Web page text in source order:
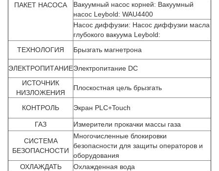
ПАКЕТ НАСОСА
Вакуумный насос корней: Вакуумный
насос Leybold: WAU4400
Насос диффузии: Насос диффузии масла
глубокого вакуума Leybold:
ТЕХНОЛОГИЯ
Брызгать магнетрона
ЭЛЕКТРОПИТАНИЕЭлектропитание DC
ИСТОЧНИК
НИЗЛОЖЕНИЯ
Плоскостная цель брызгать
КОНТРОЛЬ Экран PLC+Touch
ГАЗ Измерители прокачки массы газа
СИСТЕМА
БЕЗОПАСНОСТИ
Многочисленные блокировки
безопасности для защиты операторов и
оборудования
ОХЛАЖДАТЬ
Охлажденная вода